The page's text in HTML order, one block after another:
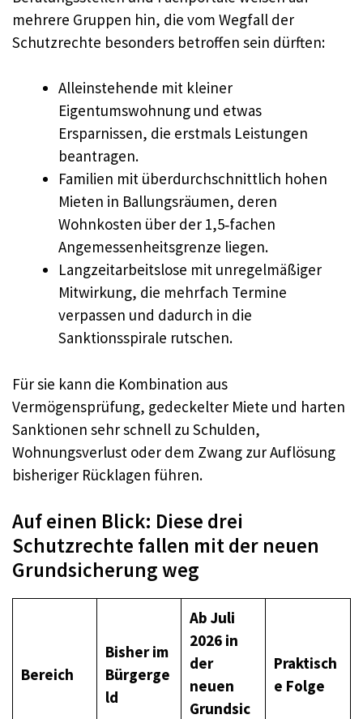
mehrere Gruppen hin, die vom Wegfall der
Schutzrechte besonders betroffen sein dürften:
Alleinstehende mit kleiner
Eigentumswohnung und etwas
Ersparnissen, die erstmals Leistungen
beantragen.
Familien mit überdurchschnittlich hohen
Mieten in Ballungsräumen, deren
Wohnkosten über der 1,5‑fachen
Angemessenheitsgrenze liegen.
Langzeitarbeitslose mit unregelmäßiger
Mitwirkung, die mehrfach Termine
verpassen und dadurch in die
Sanktionsspirale rutschen.
Für sie kann die Kombination aus
Vermögensprüfung, gedeckelter Miete und harten
Sanktionen sehr schnell zu Schulden,
Wohnungsverlust oder dem Zwang zur Auflösung
bisheriger Rücklagen führen.
Auf einen Blick: Diese drei
Schutzrechte fallen mit der neuen
Grundsicherung weg
Bereich
Bisher im
Bürgerge
ld
Ab Juli
2026 in
der
neuen
Grundsic
Praktisch
e Folge